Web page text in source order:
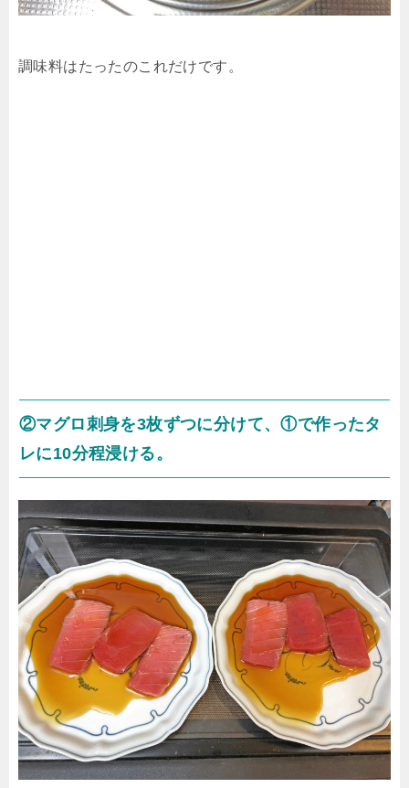
調味料はたったのこれだけです。
②マグロ刺身を3枚ずつに分けて、①で作ったタ
レに10分程浸ける。